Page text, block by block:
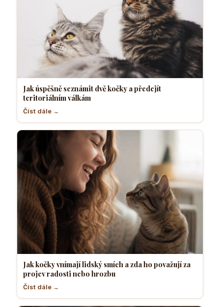
Jak úspěšně seznámit dvě kočky a předejít
teritoriálním válkám
Číst dále →
Jak kočky vnímají lidský smích a zda ho považují za
projev radosti nebo hrozbu
Číst dále →